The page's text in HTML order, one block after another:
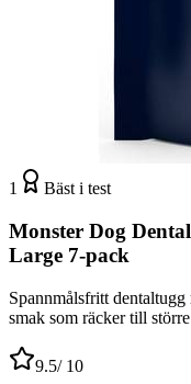
1 Bäst i test
Monster Dog
Large 7-pack
Spannmålsfritt
smak som räcker till
9.5/ 10